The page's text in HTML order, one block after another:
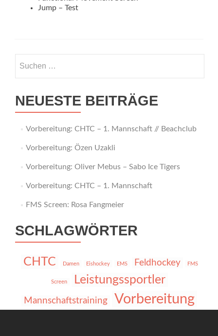
Jump – Test
NEUESTE BEITRÄGE
Vorbereitung: CHTC – 1. Mannschaft // Beachclub
Vorbereitung: Özen Uzakli
Vorbereitung: Oliver Mebus – Sabo Ice Tigers
Vorbereitung: CHTC – 1. Mannschaft
FMS Screen: Rosa Fangmeier
SCHLAGWÖRTER
CHTC Damen Eishockey EMS Feldhockey FMS
Screen Leistungssportler
Mannschaftstraining Vorbereitung